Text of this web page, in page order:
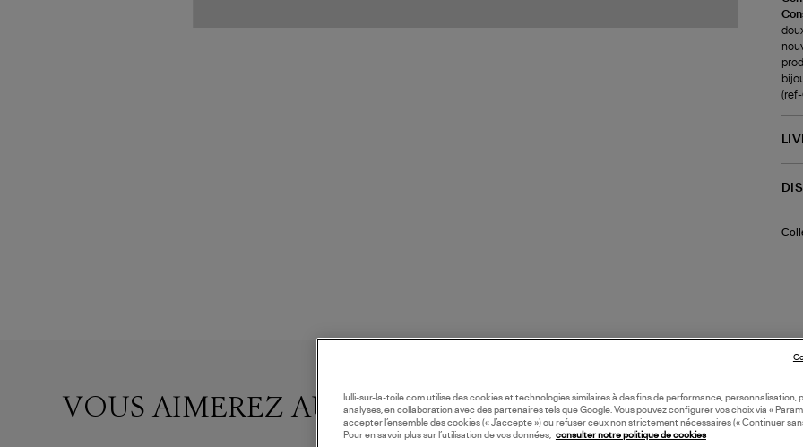
VOUS AIMEREZ AUSSIlulli-sur-la-toile.com utilise des cookies et technologies similaires à des fins de performance, personnalisation,
analyses, en collaboration avec des partenaires tels que Google. Vous pouvez configurer vos choix via «
accepter l’ensemble des cookies (« J’accepte ») ou refuser ceux non strictement nécessaires (« Continuer
Pour en savoir plus sur l’utilisation de vos données, consulter notre politique de cookies